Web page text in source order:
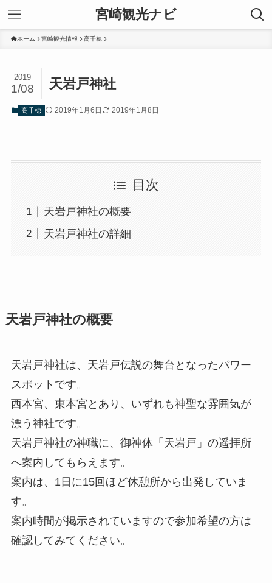
宮崎観光ナビ
ホーム 宮崎観光情報 高千穂
天岩戸神社
2019
1/08
高千穂 2019年1月6日 2019年1月8日
目次
天岩戸神社の概要
天岩戸神社の詳細
天岩戸神社の概要
天岩戸神社は、天岩戸伝説の舞台となったパワー
スポットです。
西本宮、東本宮とあり、いずれも神聖な雰囲気が
漂う神社です。
天岩戸神社の神職に、御神体「天岩戸」の遥拝所
へ案内してもらえます。
案内は、1日に15回ほど休憩所から出発していま
す。
案内時間が掲示されていますので参加希望の方は
確認してみてください。